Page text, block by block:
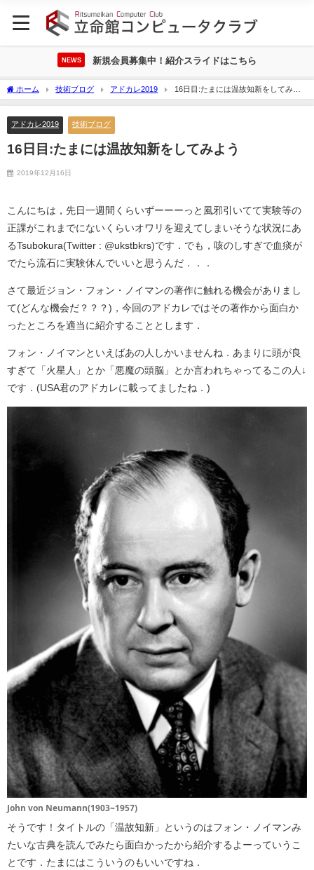
NEWS 新規会員募集中！紹介スライドはこちら
ホーム 技術ブログ アドカレ2019
16日目:たまには温故知新をしてみよ
う
アドカレ2019 技術ブログ
16日目:たまには温故知新をしてみよう
2019年12月16日
こんにちは，先日一週間くらいずーーーっと風邪引いてて実験等の
正課がこれまでにないくらいオワリを迎えてしまいそうな状況にあ
るTsubokura(Twitter : @ukstbkrs)です．でも，咳のしすぎで血痰が
でたら流石に実験休んでいいと思うんだ．．．
さて最近ジョン・フォン・ノイマンの著作に触れる機会がありまし
て(どんな機会だ？？？)，今回のアドカレではその著作から面白か
ったところを適当に紹介することとします．
フォン・ノイマンといえばあの人しかいませんね．あまりに頭が良
すぎて「火星人」とか「悪魔の頭脳」とか言われちゃってるこの人↓
です．(USA君のアドカレに載ってましたね．)
John von Neumann(1903~1957)
そうです！タイトルの「温故知新」というのはフォン・ノイマンみ
たいな古典を読んでみたら面白かったから紹介するよーっていうこ
とです．たまにはこういうのもいいですね．